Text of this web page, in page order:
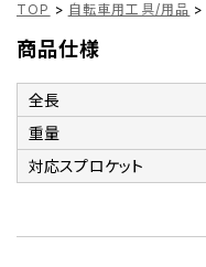
TOP > 自転車用工具/用品 >
商品仕様
全長
重量
対応スプロケット